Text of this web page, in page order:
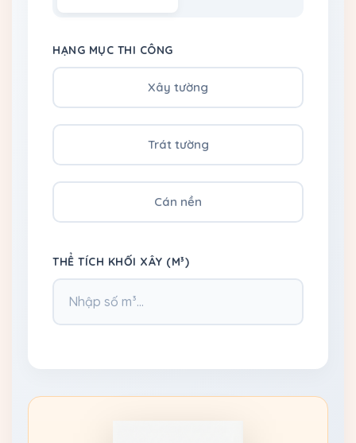
HẠNG MỤC THI CÔNG
Xây tường
Trát tường
Cán nền
THỂ TÍCH KHỐI XÂY (M³)